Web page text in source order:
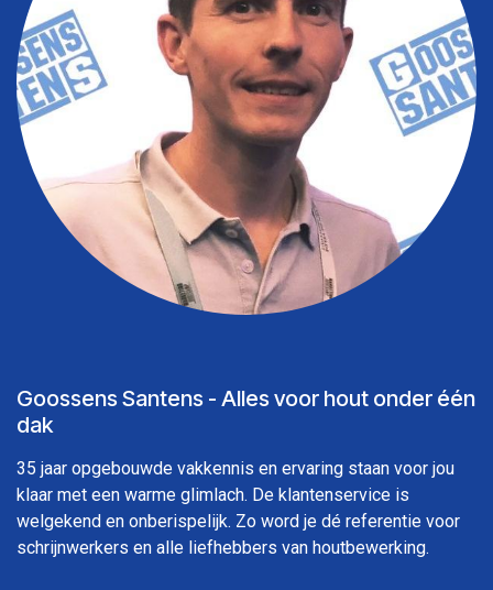
Goossens Santens - Alles voor hout onder één
dak
35 jaar opgebouwde vakkennis en ervaring staan voor jou
klaar met een warme glimlach. De klantenservice is
welgekend en onberispelijk. Zo word je dé referentie voor
schrijnwerkers en alle liefhebbers van houtbewerking.